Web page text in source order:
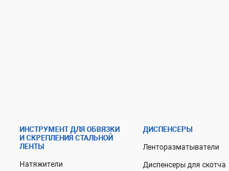
ИНСТРУМЕНТ ДЛЯ ОБВЯЗКИ
И СКРЕПЛЕНИЯ СТАЛЬНОЙ
ЛЕНТЫ
Натяжители
ДИСПЕНСЕРЫ
Ленторазматыватели
Диспенсеры для скотча